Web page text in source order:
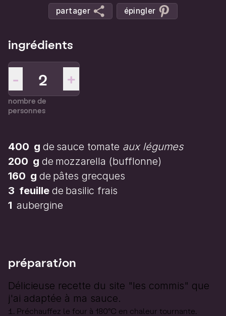
partager épingler
ingrédients
- +
nombre de
personnes
400 g de sauce tomate aux légumes
200 g de mozzarella (bufflonne)
160 g de pâtes grecques
3 feuille de basilic frais
1 aubergine
préparation
Délicieuse recette du site "les commis" que
j'ai adaptée à ma sauce.
Préchauffez le four à 180°C en chaleur tournante.